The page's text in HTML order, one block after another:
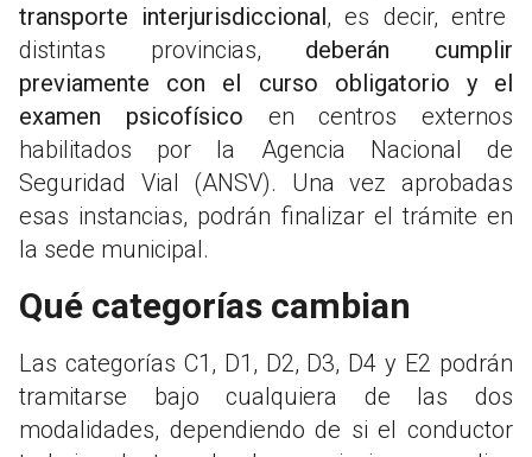
transporte interjurisdiccional, es decir, entre
distintas provincias, deberán cumplir
previamente con el curso obligatorio y el
examen psicofísico en centros externos
habilitados por la Agencia Nacional de
Seguridad Vial (ANSV). Una vez aprobadas
esas instancias, podrán finalizar el trámite en
la sede municipal.
Qué categorías cambian
Las categorías C1, D1, D2, D3, D4 y E2 podrán
tramitarse bajo cualquiera de las dos
modalidades, dependiendo de si el conductor